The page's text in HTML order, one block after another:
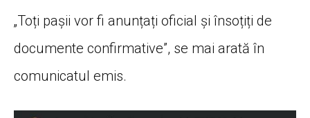
„Toți pașii vor fi anunțați oficial și însoțiți de
documente confirmative”, se mai arată în
comunicatul emis.